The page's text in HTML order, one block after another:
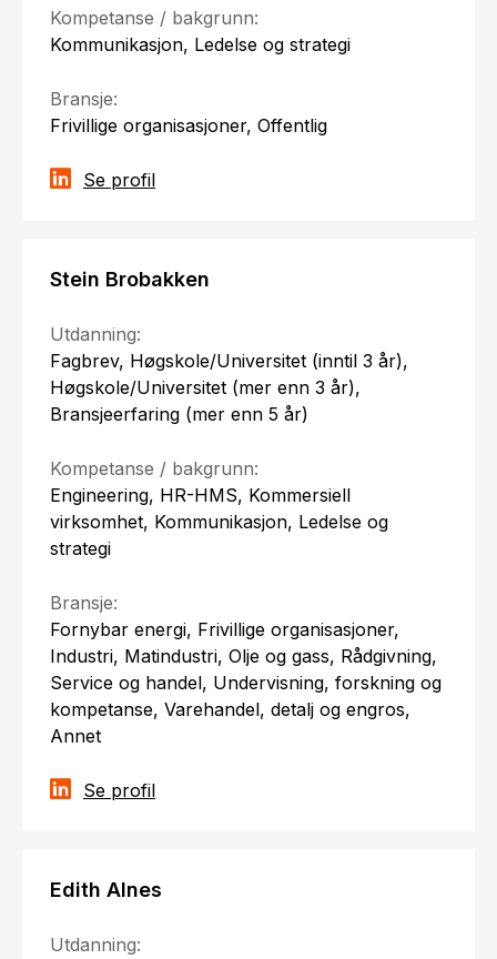
Kompetanse / bakgrunn:
Kommunikasjon, Ledelse og strategi
Bransje:
Frivillige organisasjoner, Offentlig
Se profil
Stein Brobakken
Utdanning:
Fagbrev, Høgskole/Universitet (inntil 3 år),
Høgskole/Universitet (mer enn 3 år),
Bransjeerfaring (mer enn 5 år)
Kompetanse / bakgrunn:
Engineering, HR-HMS, Kommersiell
virksomhet, Kommunikasjon, Ledelse og
strategi
Bransje:
Fornybar energi, Frivillige organisasjoner,
Industri, Matindustri, Olje og gass, Rådgivning,
Service og handel, Undervisning, forskning og
kompetanse, Varehandel, detalj og engros,
Annet
Se profil
Edith Alnes
Utdanning: